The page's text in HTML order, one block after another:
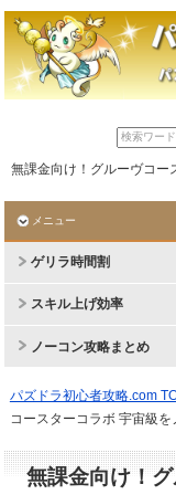
無課金向け！グルーヴコー
メニュー
ゲリラ時間割
スキル上げ効率
ノーコン攻略まとめ
パズドラ初心者攻略.com
コースターコラボ 宇宙級を
無課金向け！